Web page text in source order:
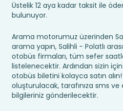
Üstelik 12 aya kadar taksit ile
bulunuyor.
Arama motorumuz üzerinden
arama yapın, Salihli - Polatlı
otobüs firmaları, tüm sefer
listelenecektir. Ardından sizin
otobüs biletini kolayca satın
oluşturulacak, tarafınıza sms
bilgileriniz gönderilecektir.